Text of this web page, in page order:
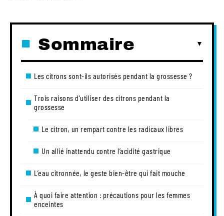
Sommaire
Les citrons sont-ils autorisés pendant la grossesse ?
Trois raisons d’utiliser des citrons pendant la
grossesse
Le citron, un rempart contre les radicaux libres
Un allié inattendu contre l’acidité gastrique
L’eau citronnée, le geste bien-être qui fait mouche
À quoi faire attention : précautions pour les femmes
enceintes